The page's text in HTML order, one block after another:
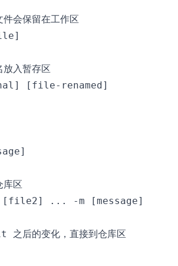
会保留在工作区
入暂存区
[file-renamed]
库区
... -m [message]
之后的变化，直接到仓库区